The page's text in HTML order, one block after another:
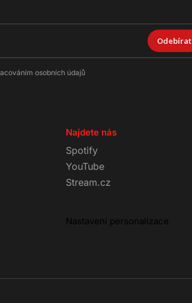
Odebírat
osobních údajů
Najdete nás
Spotify
YouTube
Stream.cz
Nastavení personalizace